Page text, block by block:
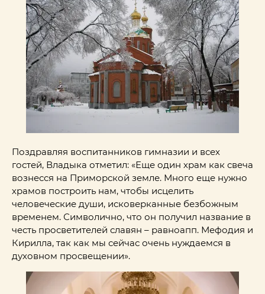
Поздравляя воспитанников гимназии и всех
гостей, Владыка отметил: «Еще один храм как свеча
вознесся на Приморской земле. Много еще нужно
храмов построить нам, чтобы исцелить
человеческие души, исковерканные безбожным
временем. Символично, что он получил название в
честь просветителей славян – равноапп. Мефодия и
Кирилла, так как мы сейчас очень нуждаемся в
духовном просвещении».